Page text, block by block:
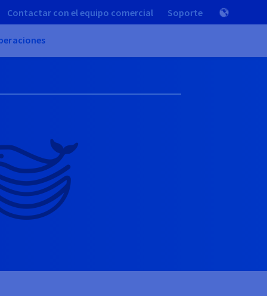
Contactar con el equipo comercial Soporte